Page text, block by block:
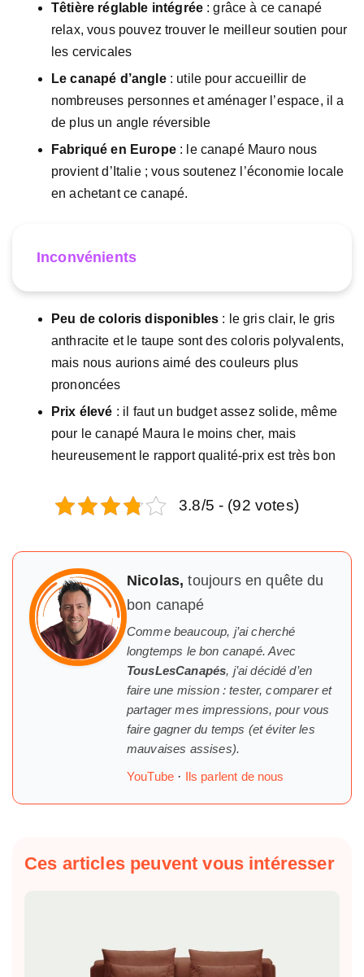
Têtière réglable intégrée : grâce à ce canapé
relax, vous pouvez trouver le meilleur soutien pour
les cervicales
Le canapé d’angle: utile pour accueillir de
nombreuses personnes et aménager l’espace, il a
de plus un angle réversible
Fabriqué en Europe: le canapé Mauro nous
provient d’Italie ; vous soutenez l’économie locale
en achetant ce canapé.
Inconvénients
Peu de coloris disponibles : le gris clair, le gris
anthracite et le taupe sont des coloris polyvalents,
mais nous aurions aimé des couleurs plus
prononcées
Prix élevé : il faut un budget assez solide, même
pour le canapé Maura le moins cher, mais
heureusement le rapport qualité-prix est très bon
3.8/5 - (92 votes)
Nicolas,toujours en quête du
bon canapé
Comme beaucoup, j’ai cherché
longtemps lebon canapé. Avec
TousLesCanapés, j’ai décidé d’en
faire une mission : tester, comparer et
partager mes impressions, pour vous
faire gagner du temps (et éviter les
mauvaises assises).
YouTube · Ils parlent de nous
Ces articles peuvent vous intéresser